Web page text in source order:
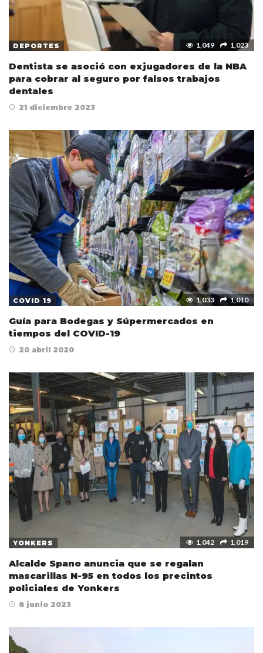
DEPORTES 1,049 1,023
Dentista se asoció con exjugadores de la NBA
para cobrar al seguro por falsos trabajos
dentales
21 diciembre 2023
COVID 19 1,033 1,010
Guía para Bodegas y Súpermercados en
tiempos del COVID-19
20 abril 2020
YONKERS 1,042 1,019
Alcalde Spano anuncia que se regalan
mascarillas N-95 en todos los precintos
policiales de Yonkers
8 junio 2023